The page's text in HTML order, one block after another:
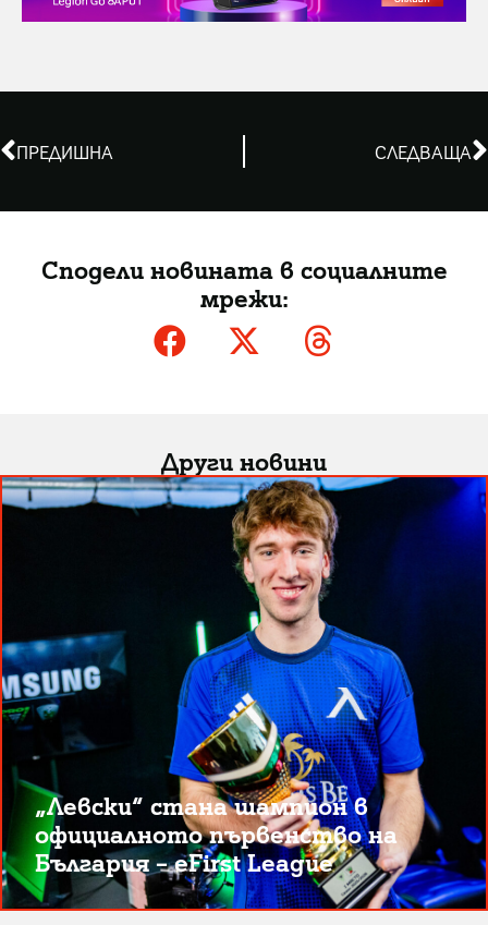
ПРЕДИШНА СЛЕДВАЩА
Сподели новината в социалните
мрежи:
Други новини
„Левски“ стана шампион в
официалното първенство на
България – eFirst League